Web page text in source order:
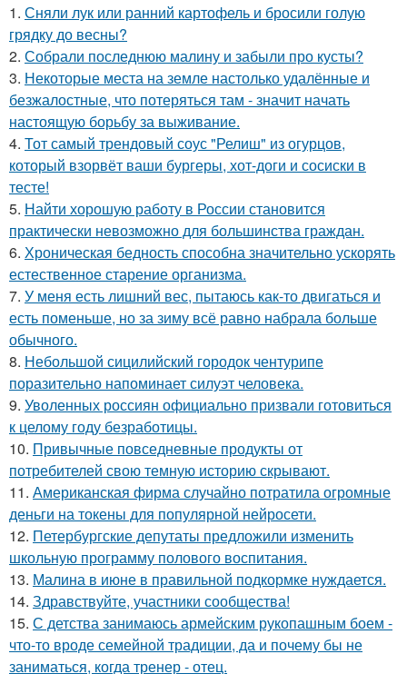
1. Сняли лук или ранний картофель и бросили голую
грядку до весны?
2. Собрали последнюю малину и забыли про кусты?
3. Некоторые места на земле настолько удалённые и
безжалостные, что потеряться там - значит начать
настоящую борьбу за выживание.
4. Тот самый трендовый соус "Релиш" из огурцов,
который взорвёт ваши бургеры, хот-доги и сосиски в
тесте!
5. Найти хорошую работу в России становится
практически невозможно для большинства граждан.
6. Хроническая бедность способна значительно ускорять
естественное старение организма.
7. У меня есть лишний вес, пытаюсь как-то двигаться и
есть поменьше, но за зиму всё равно набрала больше
обычного.
8. Небольшой сицилийский городок чентурипе
поразительно напоминает силуэт человека.
9. Уволенных россиян официально призвали готовиться
к целому году безработицы.
10. Привычные повседневные продукты от
потребителей свою темную историю скрывают.
11. Американская фирма случайно потратила огромные
деньги на токены для популярной нейросети.
12. Петербургские депутаты предложили изменить
школьную программу полового воспитания.
13. Малина в июне в правильной подкормке нуждается.
14. Здравствуйте, участники сообщества!
15. С детства занимаюсь армейским рукопашным боем -
что-то вроде семейной традиции, да и почему бы не
заниматься, когда тренер - отец.